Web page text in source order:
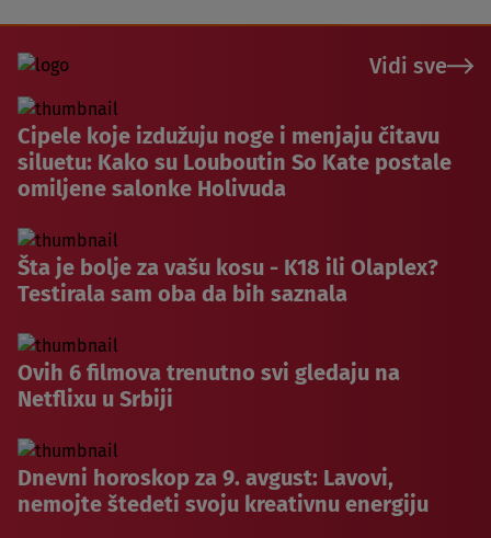
Vidi sve
Cipele koje izdužuju noge i menjaju čitavu
siluetu: Kako su Louboutin So Kate postale
omiljene salonke Holivuda
Šta je bolje za vašu kosu - K18 ili Olaplex?
Testirala sam oba da bih saznala
Ovih 6 filmova trenutno svi gledaju na
Netflixu u Srbiji
Dnevni horoskop za 9. avgust: Lavovi,
nemojte štedeti svoju kreativnu energiju